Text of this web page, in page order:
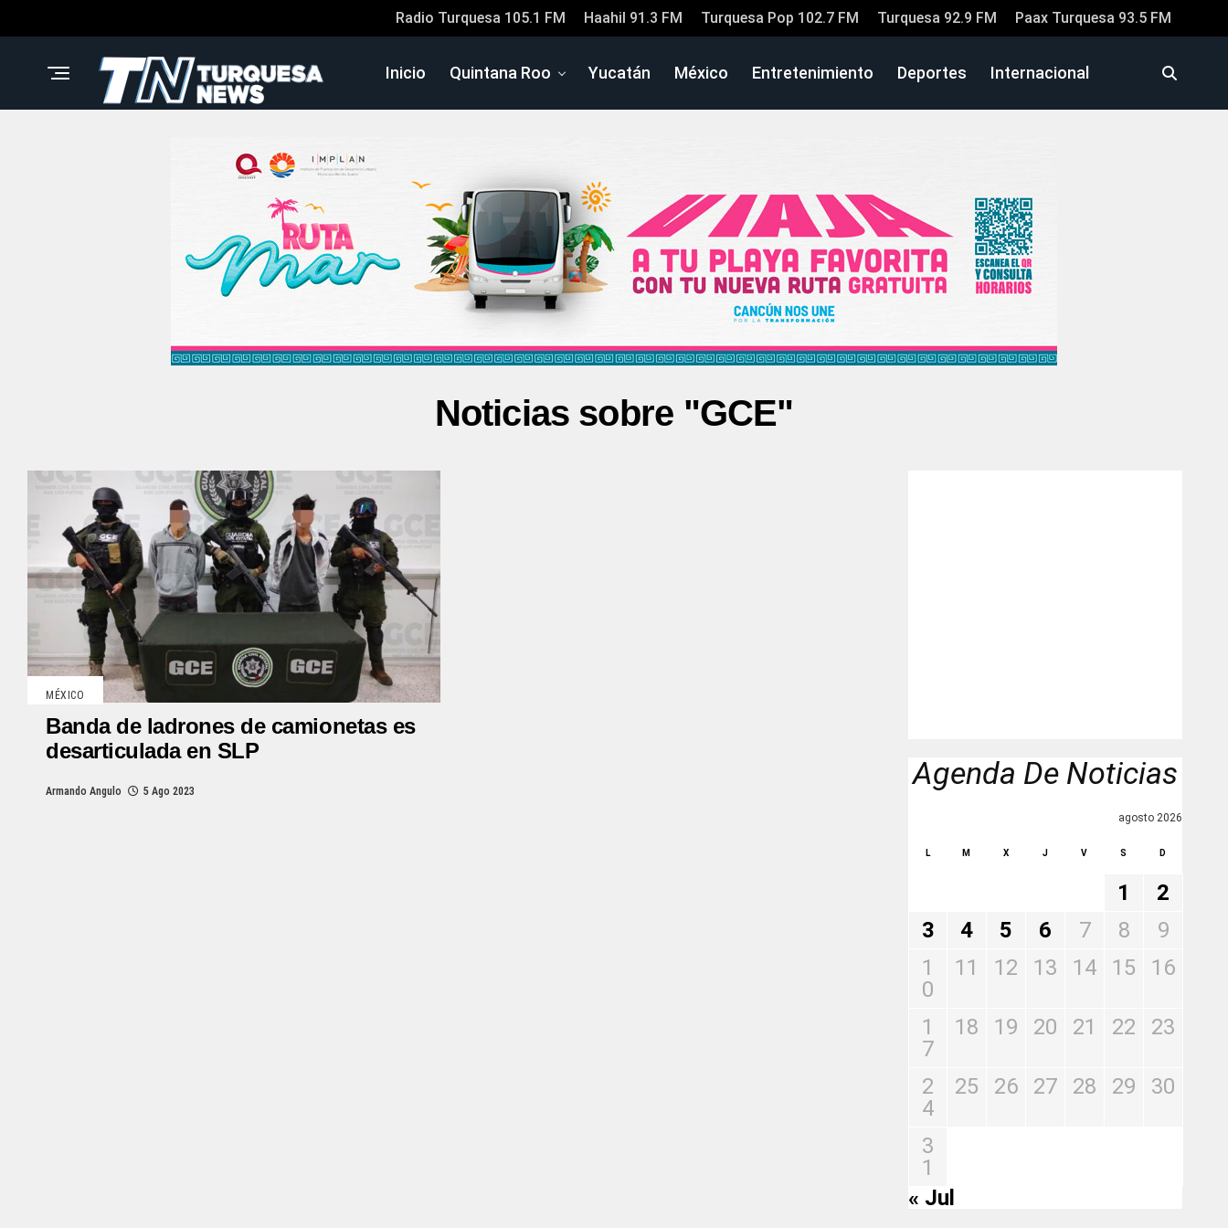
Radio Turquesa 105.1 FM Haahil 91.3 FM Turquesa Pop 102.7 FM Turquesa 92.9 FM Paax Turquesa 93.5 FM
Inicio Quintana Roo Yucatán México Entretenimiento Deportes Internacional
Noticias sobre "GCE"
MÉXICO
Banda de ladrones de camionetas es
desarticulada en SLP
Armando Angulo 5 Ago 2023 Agenda De Noticias
agosto 2026
L M X J V S D
1
2
3
4 5 6 7 8
9
1
0
11 12 13 14 15 16
1
7
18 19 20 21 22 23
2
4
25 26 27 28 29 30
3
1
« Jul